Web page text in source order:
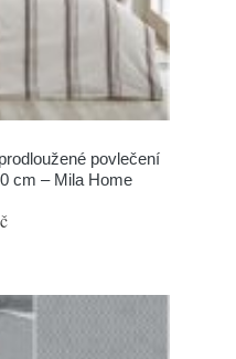
povlečení
cm – Mila Home